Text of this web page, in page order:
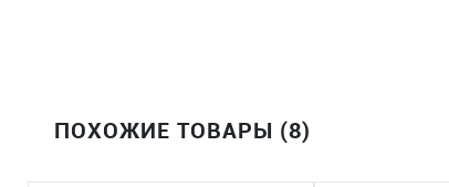
ПОХОЖИЕ ТОВАРЫ (8)